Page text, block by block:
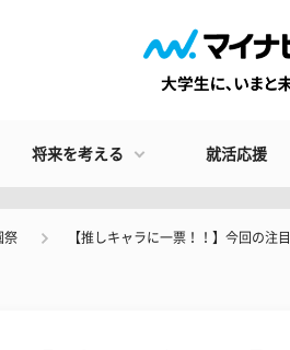
将来を考える 就活応援
祭 【推しキャラに一票！！】今回の注